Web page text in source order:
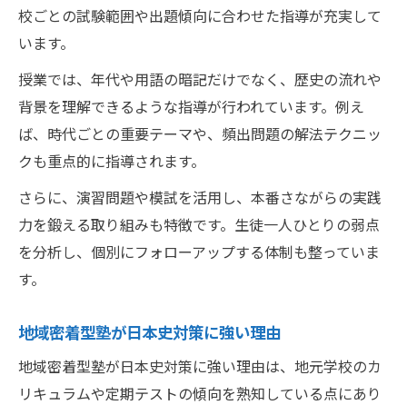
校ごとの試験範囲や出題傾向に合わせた指導が充実して
います。
授業では、年代や用語の暗記だけでなく、歴史の流れや
背景を理解できるような指導が行われています。例え
ば、時代ごとの重要テーマや、頻出問題の解法テクニッ
クも重点的に指導されます。
さらに、演習問題や模試を活用し、本番さながらの実践
力を鍛える取り組みも特徴です。生徒一人ひとりの弱点
を分析し、個別にフォローアップする体制も整っていま
す。
地域密着型塾が日本史対策に強い理由
地域密着型塾が日本史対策に強い理由は、地元学校のカ
リキュラムや定期テストの傾向を熟知している点にあり